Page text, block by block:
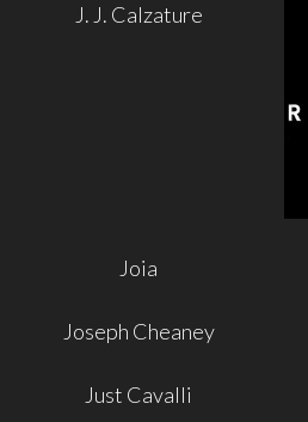
J. J. Calzature
Joia
Joseph Cheaney
Just Cavalli